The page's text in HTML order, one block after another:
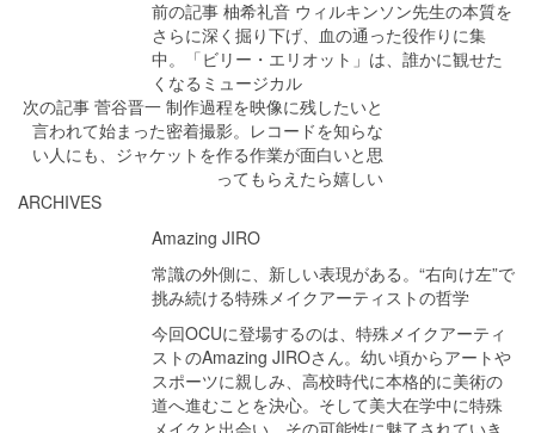
前の記事 柚希礼音 ウィルキンソン先生の本質を
さらに深く掘り下げ、血の通った役作りに集
中。「ビリー・エリオット」は、誰かに観せた
くなるミュージカル
次の記事 菅谷晋一 制作過程を映像に残したいと
言われて始まった密着撮影。レコードを知らな
い人にも、ジャケットを作る作業が面白いと思
ってもらえたら嬉しい
ARCHIVES
Amazing JIRO
常識の外側に、新しい表現がある。“右向け左”で
挑み続ける特殊メイクアーティストの哲学
今回OCUに登場するのは、特殊メイクアーティ
ストのAmazing JIROさん。幼い頃からアートや
スポーツに親しみ、高校時代に本格的に美術の
道へ進むことを決心。そして美大在学中に特殊
メイクと出会い、その可能性に魅了されていき